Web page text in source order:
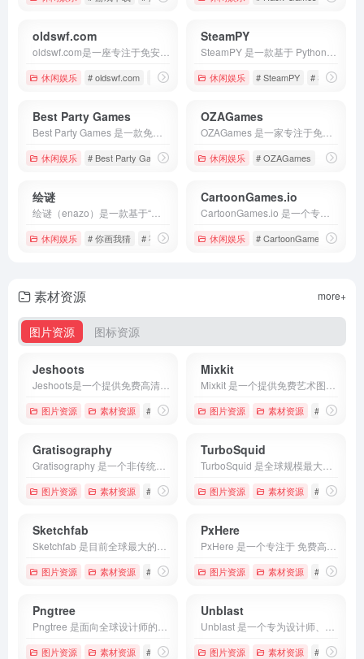
oldswf.com
休闲娱乐 # oldswf.com # 休闲小游戏 # 在线游戏
SteamPY
休闲娱乐 # SteamPY # Steam交易
Best Party Games
休闲娱乐 # Best Party Games # 免费游戏 # 团建游戏
OZAGames
休闲娱乐 # OZAGames # 免费游戏
绘谜
休闲娱乐 # 你画我猜 # 神奇海螺试验场 # 绘
CartoonGames.io
休闲娱乐 # CartoonGames.io
素材资源
图片资源 图标资源
more+
Jeshoots
图片资源 素材资源 # Jeshoots # 图片下载 # 图片素材
Mixkit
图片资源 素材资源 # Mixkit
Gratisography
图片资源 素材资源 # Gratisography # 创意摄影 # 商用素材
TurboSquid
图片资源 素材资源 # 3D建模
Sketchfab
图片资源 素材资源 # 3D展示 # 3D模型 # 3D素材
PxHere
图片资源 素材资源 # Pxhere
Pngtree
图片资源 素材资源 # Pngtree # 创意素材 # 图片素材
Unblast
图片资源 素材资源 # Unblast